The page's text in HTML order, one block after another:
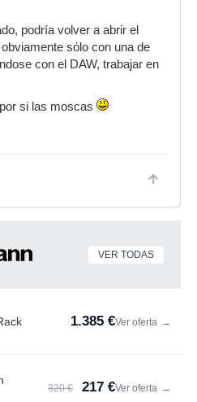
podría volver a abrir el
sólo con una de
con el DAW, trabajar en
si las moscas
VER TODAS
1.385 €Ver oferta →
320 € 217 €Ver oferta →